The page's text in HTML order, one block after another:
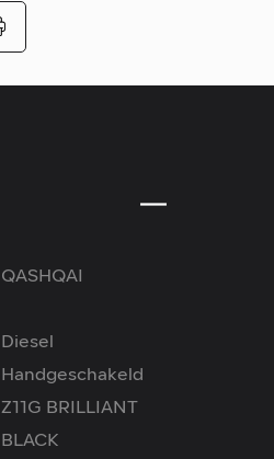
QASHQAI
Diesel
Handgeschakeld
Z11G BRILLIANT
BLACK